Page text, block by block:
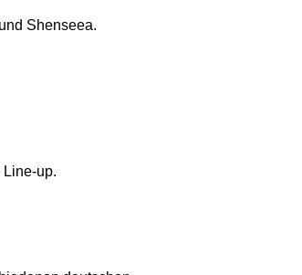
Shenseea.
up.